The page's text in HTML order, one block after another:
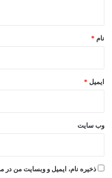
نام *
ایمیل *
وب‌ سایت
ذخیره نام، ایمیل و وبسایت من در